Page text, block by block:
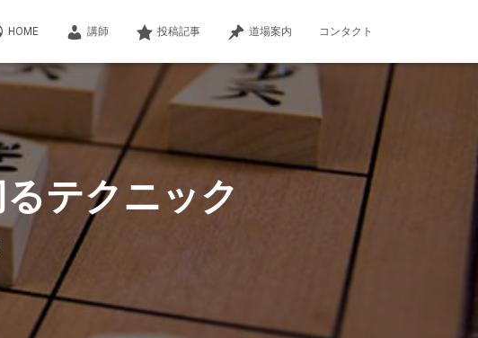
HOME 講師 投稿記事 道場案内 コンタクト
テクニック